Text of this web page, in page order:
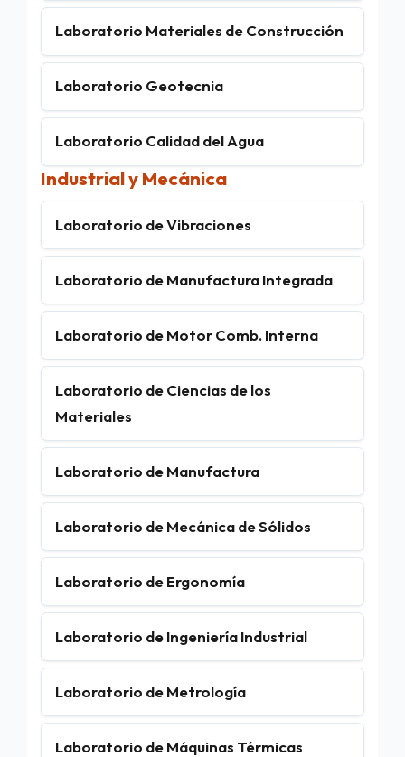
Laboratorio Materiales de Construcción
Laboratorio Geotecnia
Laboratorio Calidad del Agua
Industrial y Mecánica
Laboratorio de Vibraciones
Laboratorio de Manufactura Integrada
Laboratorio de Motor Comb. Interna
Laboratorio de Ciencias de los
Materiales
Laboratorio de Manufactura
Laboratorio de Mecánica de Sólidos
Laboratorio de Ergonomía
Laboratorio de Ingeniería Industrial
Laboratorio de Metrología
Laboratorio de Máquinas Térmicas